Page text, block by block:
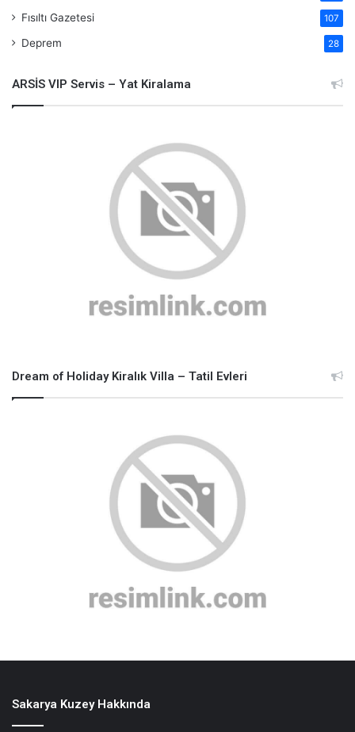
Fısıltı Gazetesi 107
Deprem 28
ARSİS VIP Servis – Yat Kiralama
Dream of Holiday Kiralık Villa – Tatil Evleri
Sakarya Kuzey Hakkında